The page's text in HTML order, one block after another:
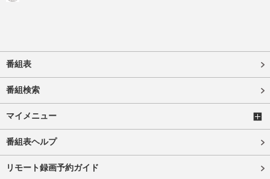
番組表
番組検索
マイメニュー
番組表ヘルプ
リモート録画予約ガイド